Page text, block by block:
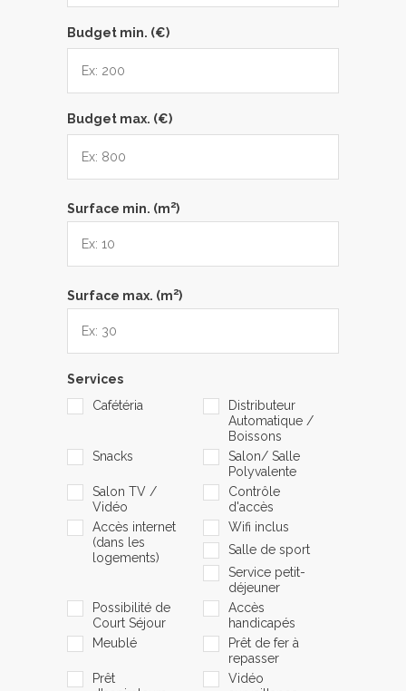
Budget min. (€)
Budget max. (€)
Surface min. (m2)
Surface max. (m2)
Services
Cafétéria
Distributeur
Automatique /
Boissons
Snacks
Salon/ Salle
Polyvalente
Salon TV /
Vidéo
Contrôle
d'accès
Accès internet
(dans les
logements)
Wifi inclus
Salle de sport
Service petit-
déjeuner
Possibilité de
Court Séjour
Accès
handicapés
Meublé
Prêt de fer à
repasser
Prêt
Vidéo